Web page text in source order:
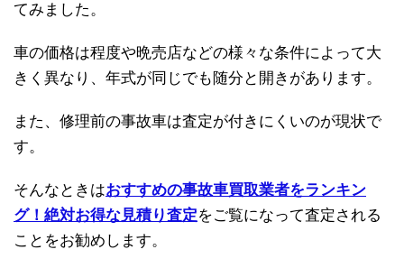
てみました。
車の価格は程度や晩売店などの様々な条件によって大
きく異なり、年式が同じでも随分と開きがあります。
また、修理前の事故車は査定が付きにくいのが現状で
す。
そんなときはおすすめの事故車買取業者をランキン
グ！絶対お得な見積り査定をご覧になって査定される
ことをお勧めします。